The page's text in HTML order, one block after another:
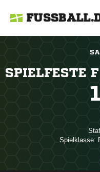
SPIELFESTE
Spielklasse: